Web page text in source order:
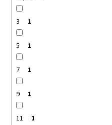
3 1
5 1
7 1
9 1
11 1